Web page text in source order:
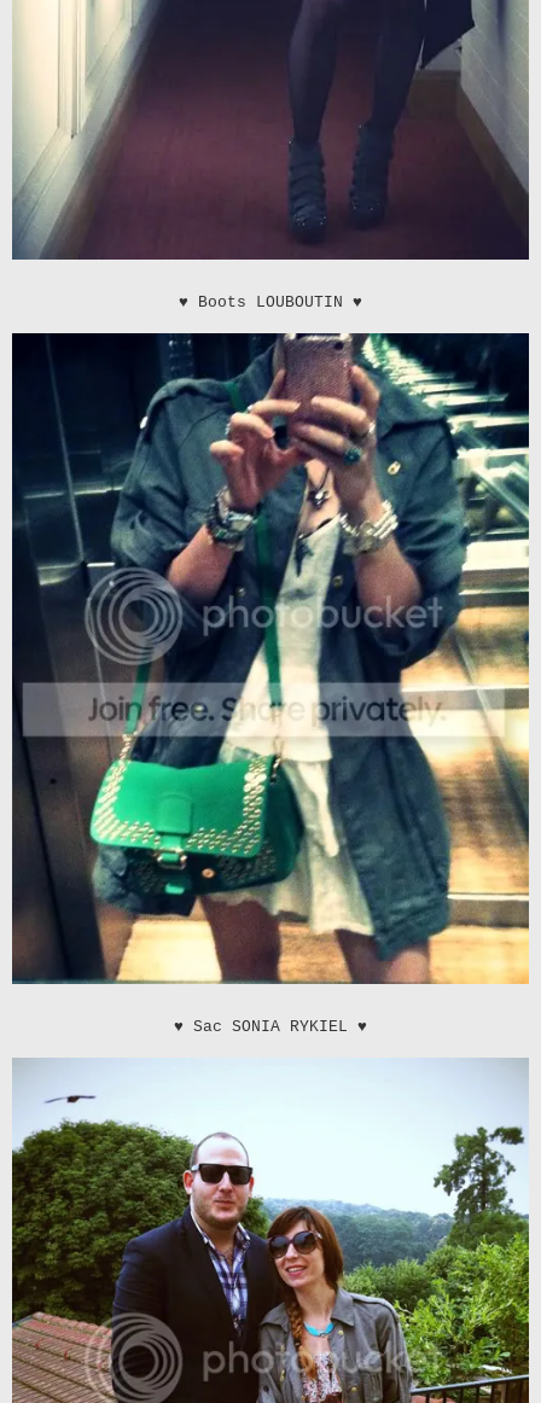
♥ Boots LOUBOUTIN ♥
♥ Sac SONIA RYKIEL ♥